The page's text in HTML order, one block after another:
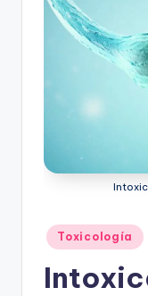
Publicado
en
Toxicología